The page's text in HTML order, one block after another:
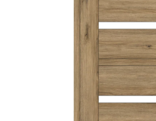
Referencie Kontakt